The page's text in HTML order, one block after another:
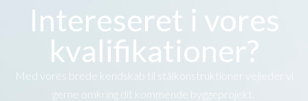
Intereseret i vores
kvalifikationer?
Med vores brede kendskab til stålkonstruktioner vejleder vi
gerne omkring dit kommende byggeprojekt.